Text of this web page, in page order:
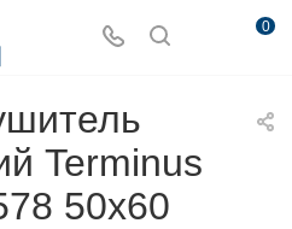
0
Terminus
50х60